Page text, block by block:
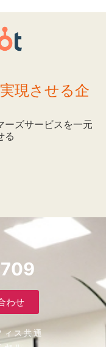
現させる企
ーズサービスを一元
る
わせ
ス共通